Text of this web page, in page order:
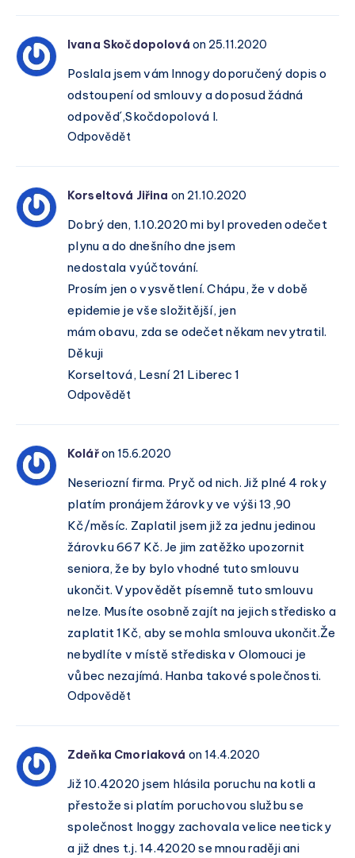
Ivana Skočdopolová on 25.11.2020
Poslala jsem vám Innogy doporučený dopis o
odstoupení od smlouvy a doposud žádná
odpověd´,Skočdopolová I.
Odpovědět
Korseltová Jiřina on 21.10.2020
Dobrý den, 1.10.2020 mi byl proveden odečet
plynu a do dnešního dne jsem
nedostala vyúčtování.
Prosím jen o vysvětlení. Chápu, že v době
epidemie je vše složitější, jen
mám obavu, zda se odečet někam nevytratil.
Děkuji
Korseltová, Lesní 21 Liberec 1
Odpovědět
Kolářon 15.6.2020
Neseriozní firma. Pryč od nich. Již plné 4 roky
platím pronájem žárovky ve výši 13,90
Kč/měsíc. Zaplatil jsem již za jednu jedinou
žárovku 667 Kč. Je jim zatěžko upozornit
seniora, že by bylo vhodné tuto smlouvu
ukončit. Vypovědět písemně tuto smlouvu
nelze. Musíte osobně zajít na jejich středisko a
zaplatit 1Kč, aby se mohla smlouva ukončit.Že
nebydlíte v místě střediska v Olomouci je
vůbec nezajímá. Hanba takové společnosti.
Odpovědět
Zdeňka Cmoriaková on 14.4.2020
Již 10.42020 jsem hlásila poruchu na kotli a
přestože si platím poruchovou službu se
společnost Inoggy zachovala velice neeticky
a již dnes t.j. 14.42020 se mnou raději ani